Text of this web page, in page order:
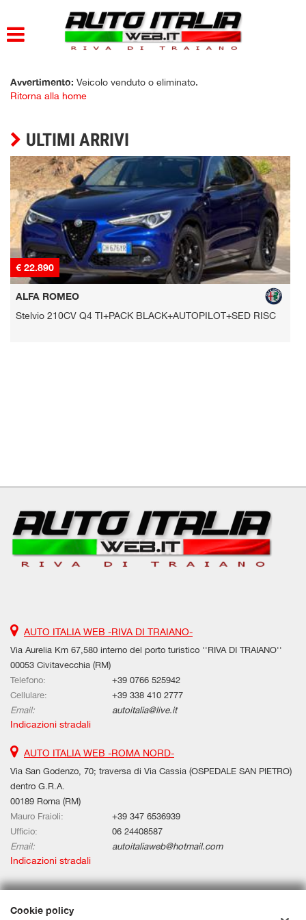
AZIENDA
DOVE SIAMO
SERVIZI
CONTATTI
ORARI
Avvertimento: Veicolo venduto o eliminato.
Ritorna alla home
ULTIMI ARRIVI
€ 22.890
ALFA ROMEO
Stelvio 210CV Q4 TI+PACK BLACK+AUTOPILOT+SED RISC
AUTO ITALIA WEB -RIVA DI TRAIANO-
Via Aurelia Km 67,580 interno del porto turistico ''RIVA DI TRAIANO''
00053 Civitavecchia (RM)
Telefono:
+39 0766 525942
Cellulare:
+39 338 410 2777
Email:
autoitalia@live.it
Indicazioni stradali
AUTO ITALIA WEB -ROMA NORD-
Via San Godenzo, 70; traversa di Via Cassia (OSPEDALE SAN PIETRO)
dentro G.R.A.
00189 Roma (RM)
Mauro Fraioli:
+39 347 6536939
Ufficio:
06 24408587
Email:
autoitaliaweb@hotmail.com
Indicazioni stradali
Dati fiscali:
Cookie policy